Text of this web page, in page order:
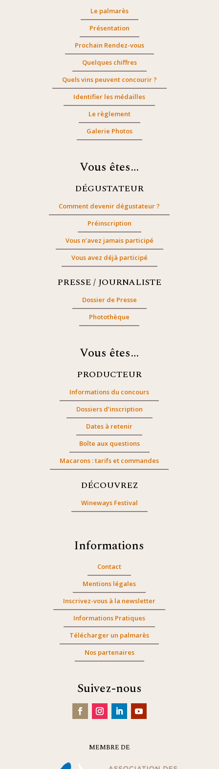
Le palmarès
Présentation
Prochain Rendez-vous
Quelques chiffres
Quels vins peuvent concourir ?
Identifier les médailles
Le règlement
Galerie Photos
Vous êtes…
DÉGUSTATEUR
Comment devenir dégustateur ?
Préinscription
Vous n’avez jamais participé
Vous avez déjà participé
PRESSE / JOURNALISTE
Dossier de Presse
Photothèque
Vous êtes…
PRODUCTEUR
Informations du concours
Dossiers d’inscription
Dates à retenir
Boîte aux questions
Macarons : tarifs et commandes
DÉCOUVREZ
Wineways Festival
Informations
Contact
Mentions légales
Inscrivez-vous à la newsletter
Informations Pratiques
Télécharger un palmarès
Nos partenaires
Suivez-nous
MEMBRE DE